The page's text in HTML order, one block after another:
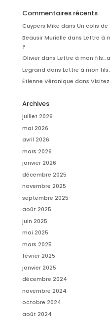
Commentaires récents
Cuypers Mike dans Un colis de
Beausir Murielle dans Lettre à
?
Olivierdans Lettre à mon
Legrand dans Lettre à mon
Étienne Véronique dans
Archives
juillet 2026
mai 2026
avril 2026
mars 2026
janvier 2026
décembre 2025
novembre 2025
septembre 2025
août 2025
juin 2025
mai 2025
mars 2025
février 2025
janvier 2025
décembre 2024
novembre 2024
octobre 2024
août 2024